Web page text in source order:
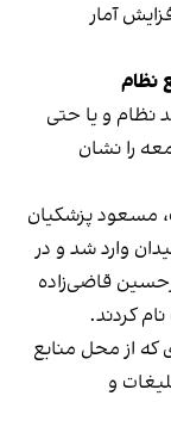
آمار
نظام
نظام و یا حتی
را نشان
مسعود پزشکیان
وارد شد و در
قاضی‌زاده
کردند.
که از محل منابع
و